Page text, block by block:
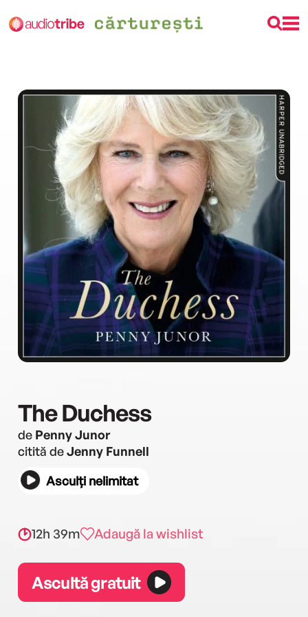
The Duchess
de Penny Junor
citită deJenny Funnell
Asculți nelimitat
12h 39m Adaugă la wishlist
Ascultă gratuit